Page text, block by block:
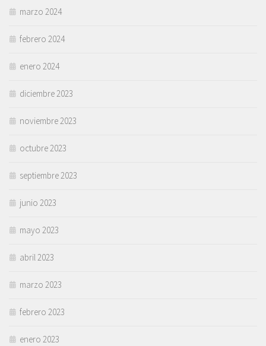
marzo 2024
febrero 2024
enero 2024
diciembre 2023
noviembre 2023
octubre 2023
septiembre 2023
junio 2023
mayo 2023
abril 2023
marzo 2023
febrero 2023
enero 2023